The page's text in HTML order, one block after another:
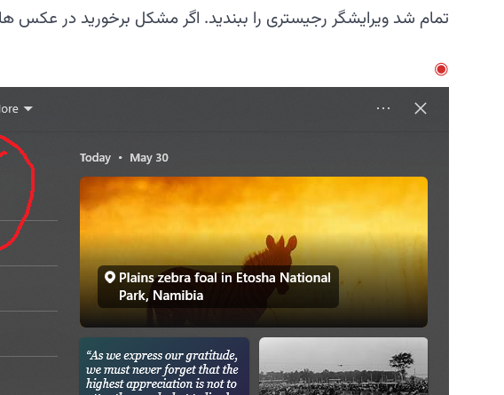
تمام شد ویرایشگر رجیستری را ببندید. اگر مشکل برخورید در عکس